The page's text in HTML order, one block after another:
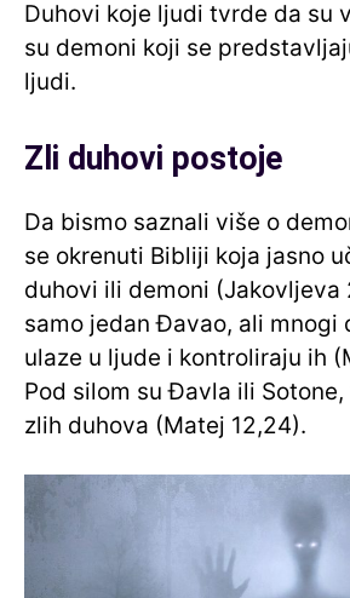
Duhovi koje ljudi tvrde da su
su demoni koji se
ljudi.
Zli duhovi postoje
Da bismo saznali više o
se okrenuti Bibliji koja jasno
duhovi ili demoni (Jakovljeva
samo jedan Đavao, ali mnogi
ulaze u ljude i kontroliraju ih
Pod silom su Đavla ili
zlih duhova (Matej 12,24).